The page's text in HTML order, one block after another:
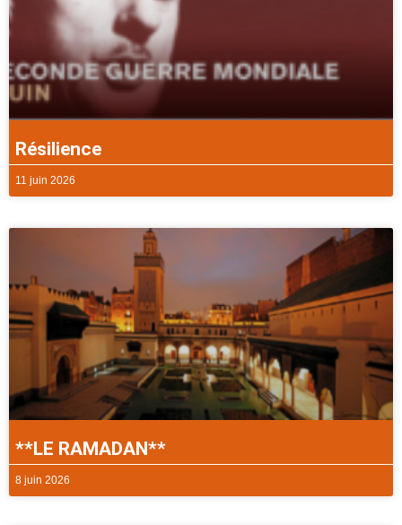
Résilience
11 juin 2026
**LE RAMADAN**
8 juin 2026